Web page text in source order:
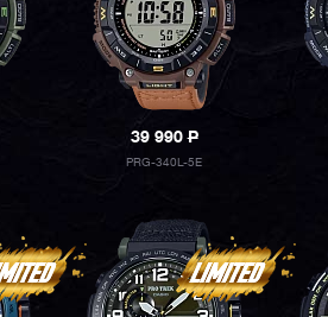
39 990P
PRG-340L-5E